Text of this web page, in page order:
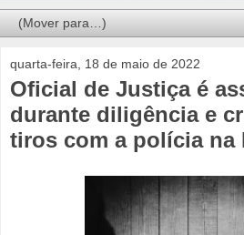
quarta-feira, 18 de maio de 2022
Oficial de Justiça é
durante diligência e
tiros com a polícia na